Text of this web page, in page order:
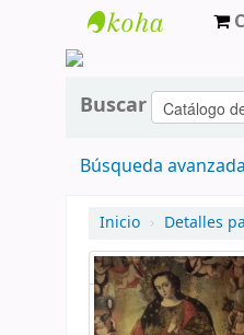
Buscar
Búsqueda avanzada
Inicio › Detalles